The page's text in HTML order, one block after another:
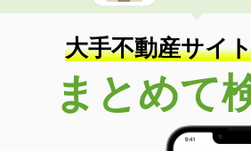
大手不動産サイ
まとめて